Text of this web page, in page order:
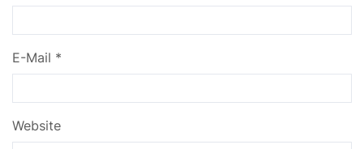
E-Mail *
Website